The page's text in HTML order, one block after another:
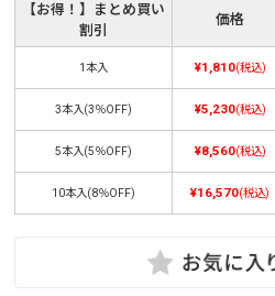
【お得！】まとめ買い
割引
価格
1本入 ¥1,810(税込)
3本入(3％OFF) ¥5,230(税込)
5本入(5％OFF) ¥8,560(税込)
10本入(8％OFF) ¥16,570(税込)